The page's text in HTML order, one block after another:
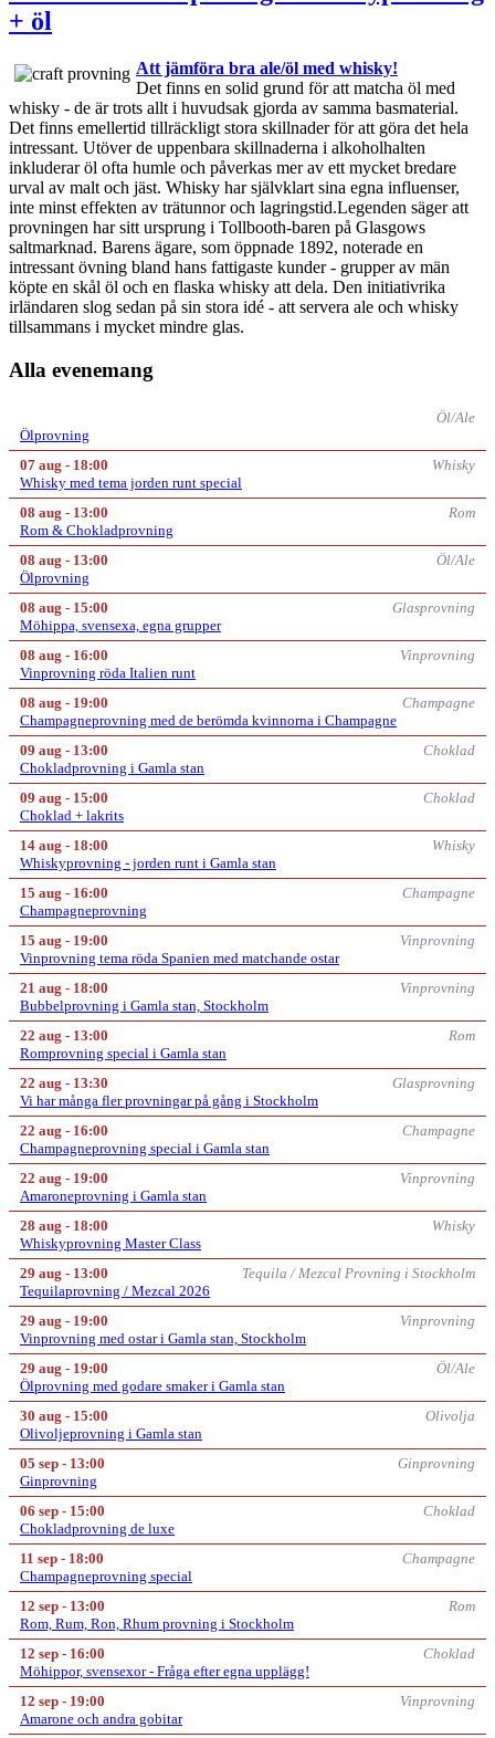
+ öl
Att jämföra bra ale/öl med whisky!
Det finns en solid grund för att matcha öl med
whisky - de är trots allt i huvudsak gjorda av samma basmaterial.
Det finns emellertid tillräckligt stora skillnader för att göra det hela
intressant. Utöver de uppenbara skillnaderna i alkoholhalten
inkluderar öl ofta humle och påverkas mer av ett mycket bredare
urval av malt och jäst. Whisky har självklart sina egna influenser,
inte minst effekten av trätunnor och lagringstid.Legenden säger att
provningen har sitt ursprung i Tollbooth-baren på Glasgows
saltmarknad. Barens ägare, som öppnade 1892, noterade en
intressant övning bland hans fattigaste kunder - grupper av män
köpte en skål öl och en flaska whisky att dela. Den initiativrika
irländaren slog sedan på sin stora idé - att servera ale och whisky
tillsammans i mycket mindre glas.
Alla evenemang
Öl/Ale
Ölprovning
07 aug - 18:00
Whisky
Whisky med tema jorden runt special
08 aug - 13:00
Rom
Rom & Chokladprovning
08 aug - 13:00
Öl/Ale
Ölprovning
08 aug - 15:00
Glasprovning
Möhippa, svensexa, egna grupper
08 aug - 16:00
Vinprovning
Vinprovning röda Italien runt
08 aug - 19:00
Champagne
Champagneprovning med de berömda kvinnorna i Champagne
09 aug - 13:00
Choklad
Chokladprovning i Gamla stan
09 aug - 15:00
Choklad
Choklad + lakrits
14 aug - 18:00
Whisky
Whiskyprovning - jorden runt i Gamla stan
15 aug - 16:00
Champagne
Champagneprovning
15 aug - 19:00
Vinprovning
Vinprovning tema röda Spanien med matchande ostar
21 aug - 18:00
Vinprovning
Bubbelprovning i Gamla stan, Stockholm
22 aug - 13:00
Rom
Romprovning special i Gamla stan
22 aug - 13:30
Glasprovning
Vi har många fler provningar på gång i Stockholm
22 aug - 16:00
Champagne
Champagneprovning special i Gamla stan
22 aug - 19:00
Vinprovning
Amaroneprovning i Gamla stan
28 aug - 18:00
Whisky
Whiskyprovning Master Class
29 aug - 13:00
Tequila / Mezcal Provning i Stockholm
Tequilaprovning / Mezcal 2026
29 aug - 19:00
Vinprovning
Vinprovning med ostar i Gamla stan, Stockholm
29 aug - 19:00
Öl/Ale
Ölprovning med godare smaker i Gamla stan
30 aug - 15:00
Olivolja
Olivoljeprovning i Gamla stan
05 sep - 13:00
Ginprovning
Ginprovning
06 sep - 15:00
Choklad
Chokladprovning de luxe
11 sep - 18:00
Champagne
Champagneprovning special
12 sep - 13:00
Rom
Rom, Rum, Ron, Rhum provning i Stockholm
12 sep - 16:00
Choklad
Möhippor, svensexor - Fråga efter egna upplägg!
12 sep - 19:00
Vinprovning
Amarone och andra gobitar